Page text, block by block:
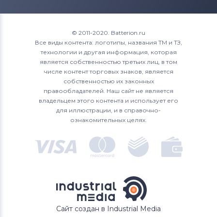
© 2011-2020. Batterion.ru
Все виды контента: логотипы, названия ТМ и ТЗ,
технологии и другая информация, которая
является собственностью третьих лиц, в том
числе контент торговых знаков, является
собственностью их законных
правообладателей. Наш сайт не является
владельцем этого контента и использует его
для иллюстрации, и в справочно-
ознакомительных целях.
Сайт создан в Industrial Media